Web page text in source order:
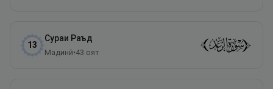
13
Сураи Раъд
Мадинӣ•43 оят